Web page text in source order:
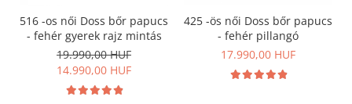
516 -os női Doss bőr papucs
- fehér gyerek rajz mintás
19.990,00 HUF
14.990,00 HUF
425 -ös női Doss bőr papucs
- fehér pillangó
17.990,00 HUF